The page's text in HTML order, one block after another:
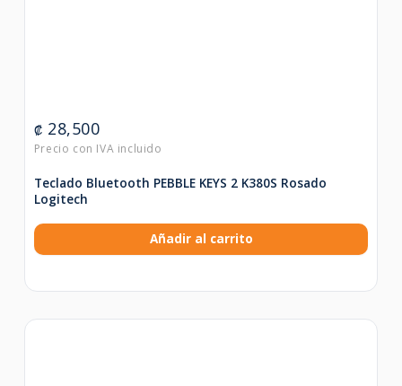
₡ 28,500
Teclado Bluetooth PEBBLE KEYS 2 K380S Rosado
Logitech
Añadir al carrito